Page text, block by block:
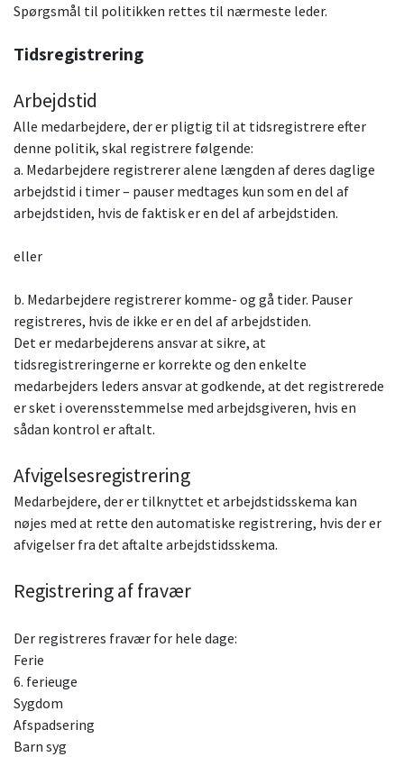
Spørgsmål til politikken rettes til nærmeste leder.
Tidsregistrering
Arbejdstid
Alle medarbejdere, der er pligtig til at tidsregistrere efter
denne politik, skal registrere følgende:
a. Medarbejdere registrerer alene længden af deres daglige
arbejdstid i timer – pauser medtages kun som en del af
arbejdstiden, hvis de faktisk er en del af arbejdstiden.
eller
b. Medarbejdere registrerer komme- og gå tider. Pauser
registreres, hvis de ikke er en del af arbejdstiden.
Det er medarbejderens ansvar at sikre, at
tidsregistreringerne er korrekte og den enkelte
medarbejders leders ansvar at godkende, at det registrerede
er sket i overensstemmelse med arbejdsgiveren, hvis en
sådan kontrol er aftalt.
Afvigelsesregistrering
Medarbejdere, der er tilknyttet et arbejdstidsskema kan
nøjes med at rette den automatiske registrering, hvis der er
afvigelser fra det aftalte arbejdstidsskema.
Registrering af fravær
Der registreres fravær for hele dage:
Ferie
6. ferieuge
Sygdom
Afspadsering
Barn syg